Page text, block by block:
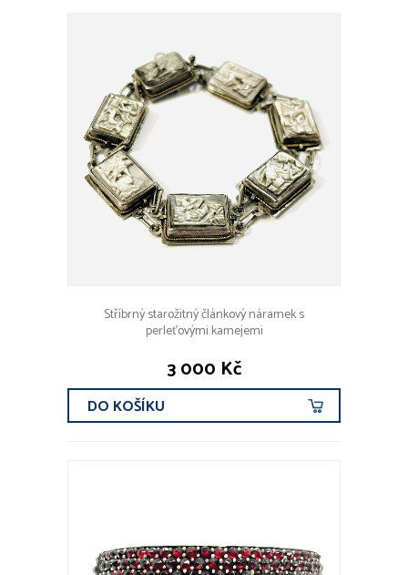
Stříbrný starožitný článkový náramek s
perleťovými kamejemi
3 000 Kč
DO KOŠÍKU